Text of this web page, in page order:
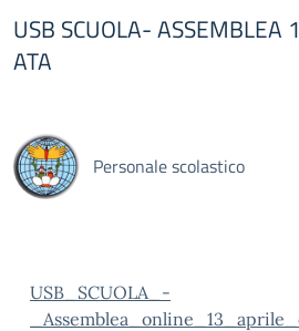
USB SCUOLA-
ATA
Personale scolastico
USB_SCUOLA_-